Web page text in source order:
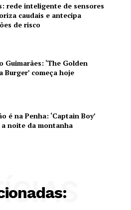
rede inteligente de sensores
caudais e antecipa
de risco
Guimarães: ‘The Golden
Burger’ começa hoje
é na Penha: ‘Captain Boy’
a noite da montanha